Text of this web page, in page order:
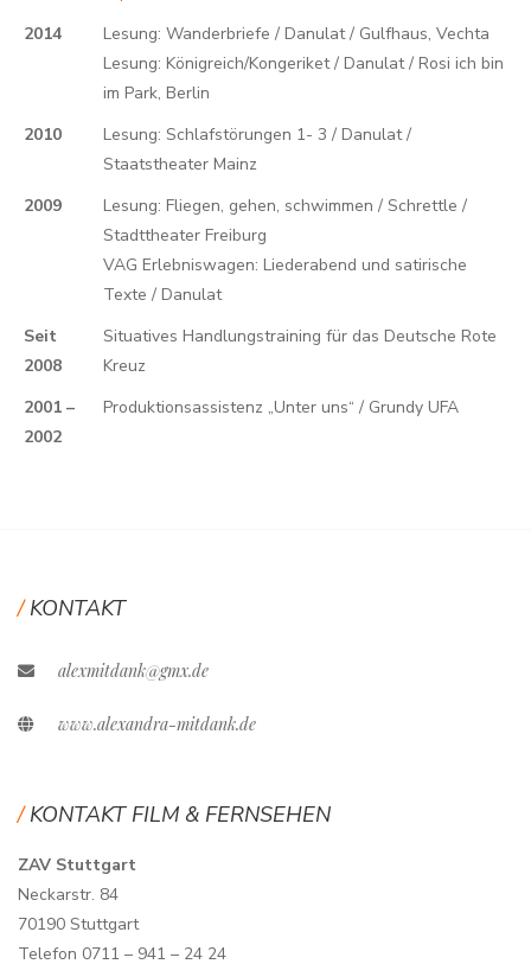
2014
Lesung: Wanderbriefe / Danulat / Gulfhaus, Vechta
Lesung: Königreich/Kongeriket / Danulat / Rosi ich bin
im Park, Berlin
2010
Lesung: Schlafstörungen 1- 3 / Danulat /
Staatstheater Mainz
2009
Lesung: Fliegen, gehen, schwimmen / Schrettle /
Stadttheater Freiburg
VAG Erlebniswagen: Liederabend und satirische
Texte / Danulat
Seit
2008
Situatives Handlungstraining für das Deutsche Rote
Kreuz
2001 –
2002
Produktionsassistenz „Unter uns“ / Grundy UFA
KONTAKT
alexmitdank@gmx.de
www.alexandra-mitdank.de
KONTAKT FILM & FERNSEHEN
ZAV Stuttgart
Neckarstr. 84
70190 Stuttgart
Telefon 0711 – 941 – 24 24